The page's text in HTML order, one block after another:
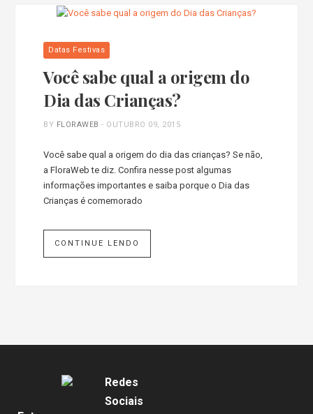
Datas Festivas
Você sabe qual a origem do
Dia das Crianças?
BY FLORAWEB - OUTUBRO 09, 2015
Você sabe qual a origem do dia das crianças? Se não,
a FloraWeb te diz. Confira nesse post algumas
informações importantes e saiba porque o Dia das
Crianças é comemorado
CONTINUE LENDO
Redes
Sociais